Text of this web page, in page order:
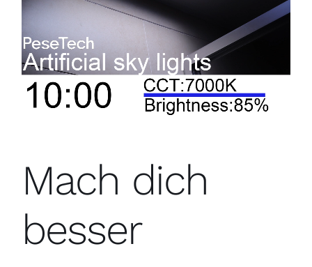
Mach dich
besser